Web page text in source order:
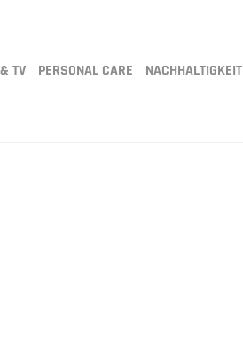
TV PERSONAL CARE NACHHALTIGKEIT